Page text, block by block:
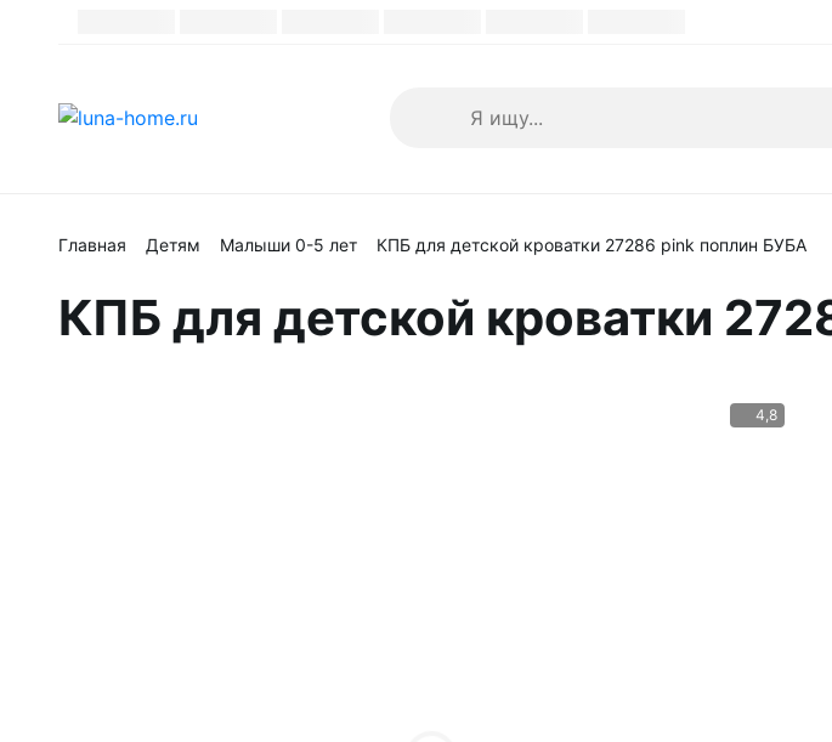
Главная Детям Малыши 0-5 лет КПБ для детской кроватки 27286 pink поплин БУБА
КПБ для детской кроватки
4,8